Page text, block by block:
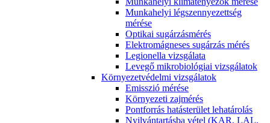
Munkahelyi légszennyezettség
mérése
Optikai sugárzásmérés
Elektromágneses sugárzás mérés
Legionella vizsgálata
Levegő mikrobiológiai vizsgálatok
Környezetvédelmi vizsgálatok
Emisszió mérése
Környezeti zajmérés
Pontforrás hatásterület lehatárolás
Nyilvántartásba vétel (KAR, LAL,